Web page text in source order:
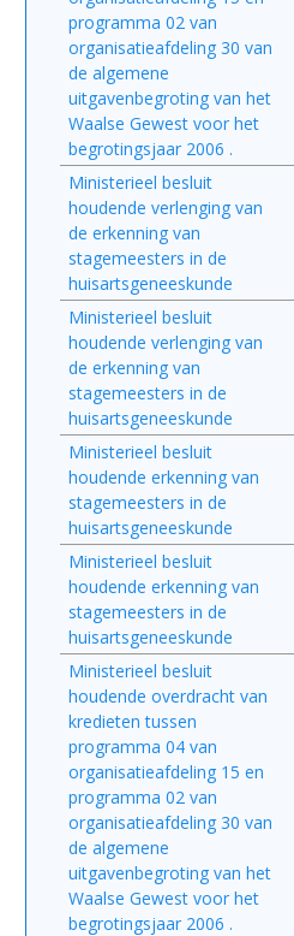
programma 02 van
organisatieafdeling 30 van
de algemene
uitgavenbegroting van het
Waalse Gewest voor het
begrotingsjaar 2006 .
Ministerieel besluit
houdende verlenging van
de erkenning van
stagemeesters in de
huisartsgeneeskunde
Ministerieel besluit
houdende verlenging van
de erkenning van
stagemeesters in de
huisartsgeneeskunde
Ministerieel besluit
houdende erkenning van
stagemeesters in de
huisartsgeneeskunde
Ministerieel besluit
houdende erkenning van
stagemeesters in de
huisartsgeneeskunde
Ministerieel besluit
houdende overdracht van
kredieten tussen
programma 04 van
organisatieafdeling 15 en
programma 02 van
organisatieafdeling 30 van
de algemene
uitgavenbegroting van het
Waalse Gewest voor het
begrotingsjaar 2006 .